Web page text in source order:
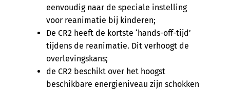
eenvoudig naar de speciale instelling
voor reanimatie bij kinderen;
De CR2 heeft de kortste ‘hands-off-tijd’
tijdens de reanimatie. Dit verhoogt de
overlevingskans;
de CR2 beschikt over het hoogst
beschikbare energieniveau zijn schokken